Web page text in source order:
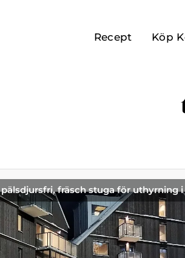
Recept Köp
pälsdjursfri, fräsch stuga för uthyrning i